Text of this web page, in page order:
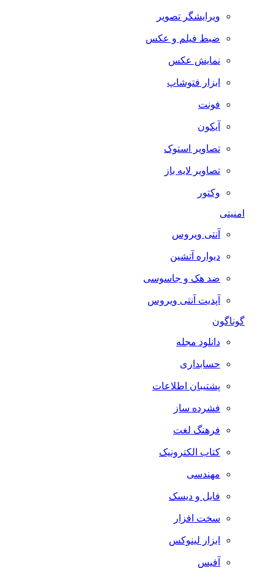
ویرایشگر تصویر
ضبط فيلم و عكس
نمایش عکس
ابزار فتوشاپ
فونت
آیکون
تصاویر استوک
تصاویر لایه باز
وکتور
امنیتی
آنتی ویروس
دیواره آتشین
ضد هک و جاسوسی
آپدیت آنتی ویروس
گوناگون
دانلود مجله
حسابداری
پشتیبان اطلاعات
فشرده ساز
فرهنگ لغت
کتاب الکترونیک
مهندسی
فایل و دیسک
سخت افزار
ابزار لینوکس
آفیس